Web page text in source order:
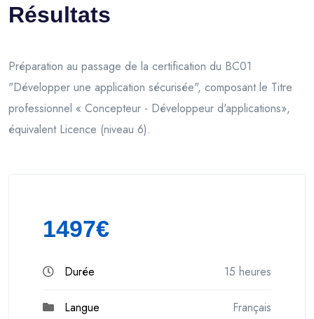
Résultats
Préparation au passage de la certification du BC01
"Développer une application sécurisée", composant le Titre
professionnel « Concepteur - Développeur d'applications»,
équivalent Licence (niveau 6).
1497€
Durée 15 heures
Langue Français